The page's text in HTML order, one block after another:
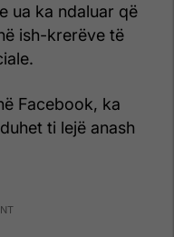
ua ka ndaluar që
ish-krerëve të
Facebook, ka
ti lejë anash